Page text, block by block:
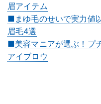
眉アイテム
■まゆ毛のせいで実力値
眉毛4選
■美容マニアが選ぶ！プ
アイブロウ